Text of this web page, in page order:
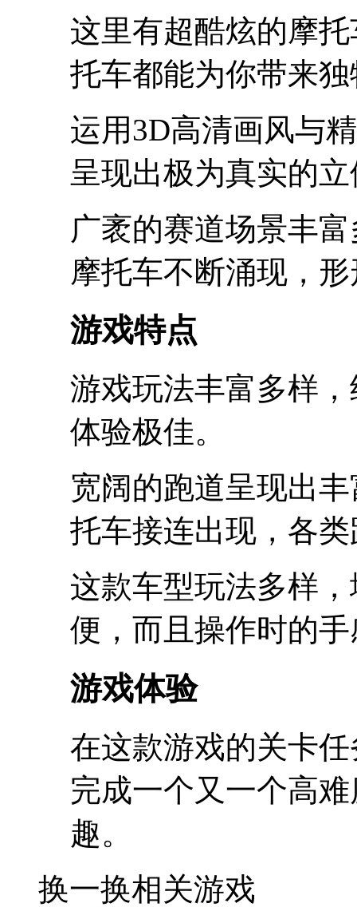
这里有超酷炫的摩
托车都能为你带来
运用3D高清画风与
呈现出极为真实的
广袤的赛道场景丰
摩托车不断涌现，
游戏特点
游戏玩法丰富多样
体验极佳。
宽阔的跑道呈现出
托车接连出现，各
这款车型玩法多样
便，而且操作时的
游戏体验
在这款游戏的关卡
完成一个又一个高
趣。
换一换相关游戏